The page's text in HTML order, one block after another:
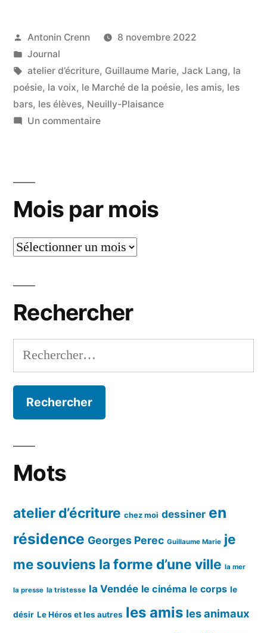
avalés
une
poignée
Publié
par
Antonin Crenn
8 novembre 2022
Publié
dans
Journal
Étiquettes :
atelier d’écriture, Guillaume Marie, Jack Lang, la
poésie, la voix, le Marché de la poésie, les amis, les
bars, les élèves, Neuilly-Plaisance
Un commentairesur
par
une
poignée
d’élèves
Mois par mois
Mois
Rechercher
Rechercher :
Mots
atelier d’écriture chez moi dessiner en
résidence Georges Perec Guillaume Marie je
me souviens la forme d’une ville la mer
la presse la tristesse la Vendée le cinéma le corps le
désir Le Héros et les autres les amis les animaux